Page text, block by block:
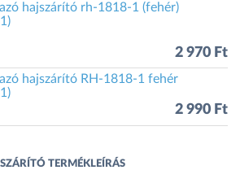
hajszárító rh-1818-1 (fehér)
2 970 Ft
hajszárító RH-1818-1 fehér
2 990 Ft
TERMÉKLEÍRÁS